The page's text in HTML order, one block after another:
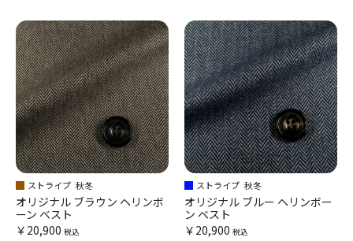
ストライプ 秋冬
オリジナル ブラウン ヘリンボ
ーン ベスト
￥20,900 税込
ストライプ 秋冬
オリジナル ブルー ヘリンボー
ン ベスト
￥20,900 税込